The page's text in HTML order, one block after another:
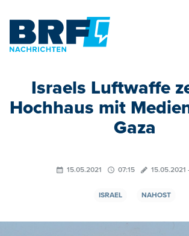
Israels Luftwaffe
Hochhaus mit
Gaza
15.05.2021 07:15 15.05.2021
ISRAEL NAHOST